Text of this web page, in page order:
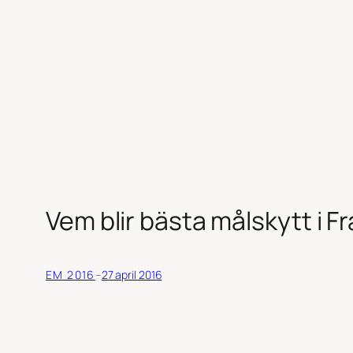
Vem blir bästa målskytt i
EM 2016 –27 april 2016